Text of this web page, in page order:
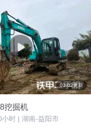
03-02更新
挖掘机
时 | 湖南-益阳市